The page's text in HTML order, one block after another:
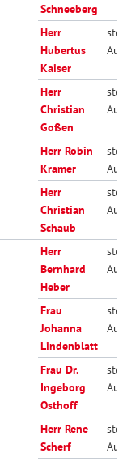
Schneeberg
Herr
Hubertus
Kaiser
Herr
Christian
Goßen
Herr Robin
Kramer
Herr
Christian
Schaub
Herr
Bernhard
Heber
Frau
Johanna
Lindenblatt
Frau Dr.
Ingeborg
Osthoff
Herr Rene
Scherf